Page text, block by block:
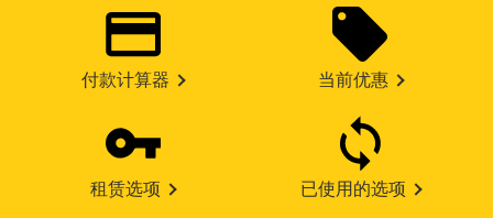
付款计算器 当前优惠
租赁选项 已使用的选项